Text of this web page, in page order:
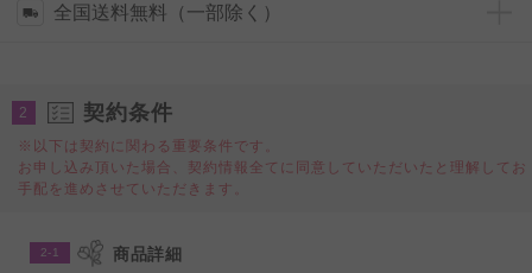
スタンド部分の回収は行っておりません。お届け先での
全国送料無料（一部除く）
2 契約条件
※以下は契約に関わる重要条件です。
お申し込み頂いた場合、契約情報全てに同意していただいたと理解してお
手配を進めさせていただきます。
2-1 商品詳細